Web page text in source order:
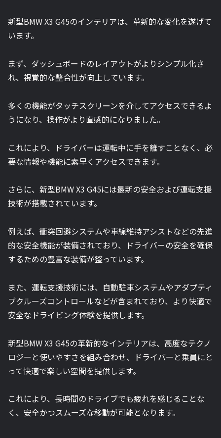
新型BMW X3 G45のインテリアは、革新的な変化を遂げて
います。
まず、ダッシュボードのレイアウトがよりシンプル化さ
れ、視覚的な整合性が向上しています。
多くの機能がタッチスクリーンを介してアクセスできるよ
うになり、操作がより直感的になりました。
これにより、ドライバーは運転中に手を離すことなく、必
要な情報や機能に素早くアクセスできます。
さらに、新型BMW X3 G45には最新の安全および運転支援
技術が搭載されています。
例えば、衝突回避システムや車線維持アシストなどの先進
的な安全機能が装備されており、ドライバーの安全を確保
するための豊富な装備が整っています。
また、運転支援技術には、自動駐車システムやアダプティ
ブクルーズコントロールなどが含まれており、より快適で
安全なドライビング体験を提供します。
新型BMW X3 G45の革新的なインテリアは、高度なテクノ
ロジーと使いやすさを組み合わせ、ドライバーと乗員にと
って快適で楽しい空間を提供します。
これにより、長時間のドライブでも疲れを感じることな
く、安全かつスムーズな移動が可能となります。